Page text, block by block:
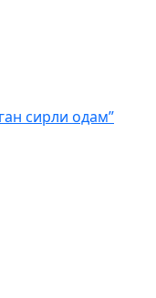
сирли одам”